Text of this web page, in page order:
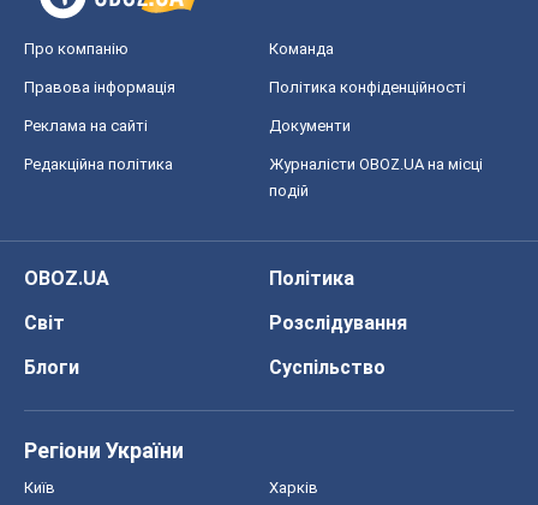
Про компанію Команда
Правова інформація Політика конфіденційності
Реклама на сайті Документи
Редакційна політика
Журналісти OBOZ.UA на місці
подій
OBOZ.UA
Політика
Світ
Розслідування
Блоги
Суспільство
Регіони України
Київ Харків